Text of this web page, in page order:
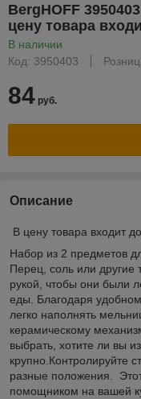
BergHOFF
цену товара
В наличии
Код: 3950403
84 руб.
Описание
В цену товара входит
Набор из 2 предметов
Перец, соль или
рукой, чтобы они были
еды. Благодаря
легко наполнять
керамическому
выбрать, хотите ли вы
крупно.Контролируйте
разные положения.
помощником на вашей